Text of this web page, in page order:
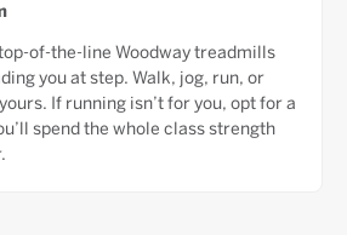
of-the-line Woodway treadmills
you at step. Walk, jog, run, or
If running isn’t for you, opt for a
spend the whole class strength